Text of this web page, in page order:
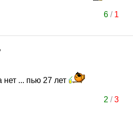
6/ 1
... пью 27 лет
2 /3